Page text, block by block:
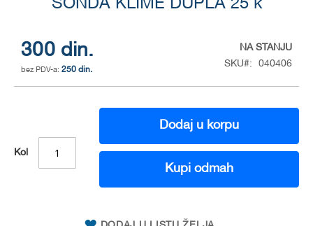
SONDA KLIME DUPLA 25 k
300 din.
250 din.
NA STANJU
SKU
040406
Kol
Dodaj u korpu
Kupi odmah
of
the
images
gallery